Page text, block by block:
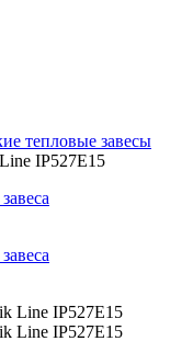
тепловые завесы
IP527E15